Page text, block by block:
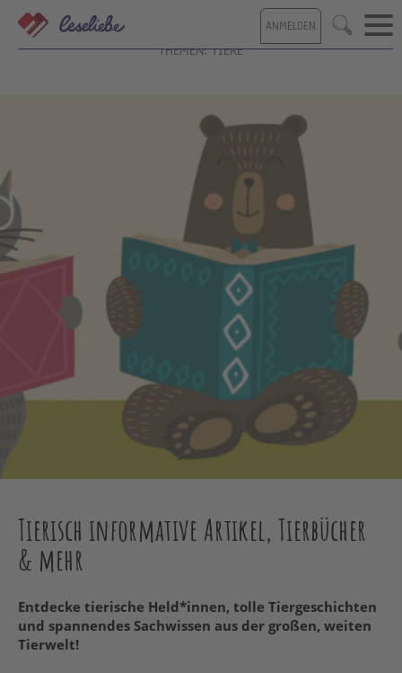
Direkt
zum
Inhalt
ANMELDEN Suche
THEMEN: TIERE
Tierisch informative Artikel, Tierbücher
& mehr
Entdecke tierische Held*innen, tolle Tiergeschichten
und spannendes Sachwissen aus der großen, weiten
Tierwelt!